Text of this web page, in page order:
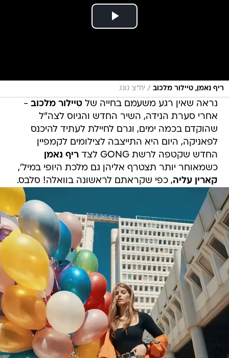
ריף נאמן, טיילור מלכוב / יח"צ גונג
נראה שאין רגע משעמם בחייה שלטיילור מלכוב -
אחרי סערת הנידה, השיר החדש והגיוס לצה"ל
שהוקדם בכמה ימים, וגרם לחיילת לעתיד להיכנס
לפאניקה, היום היא התייצבה לצילומים לקמפיין
החדש שקטפה לרשת GONG לצד
ריף נאמן
כשמאוחר יותר תצטרף אליהן גם מלכת היופי במיל',
קארין עליה, כפי שקראתם לראשונה בוואלה! סלבס.